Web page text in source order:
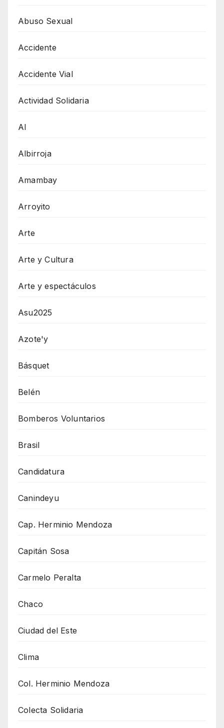
Abuso Sexual
Accidente
Accidente Vial
Actividad Solidaria
AI
Albirroja
Amambay
Arroyito
Arte
Arte y Cultura
Arte y espectáculos
Asu2025
Azote'y
Básquet
Belén
Bomberos Voluntarios
Brasil
Candidatura
Canindeyu
Cap. Herminio Mendoza
Capitán Sosa
Carmelo Peralta
Chaco
Ciudad del Este
Clima
Col. Herminio Mendoza
Colecta Solidaria